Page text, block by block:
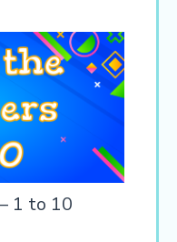
1 to 10